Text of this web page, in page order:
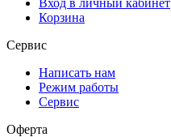
Корзина
Сервис
Написать нам
Режим работы
Сервис
Оферта